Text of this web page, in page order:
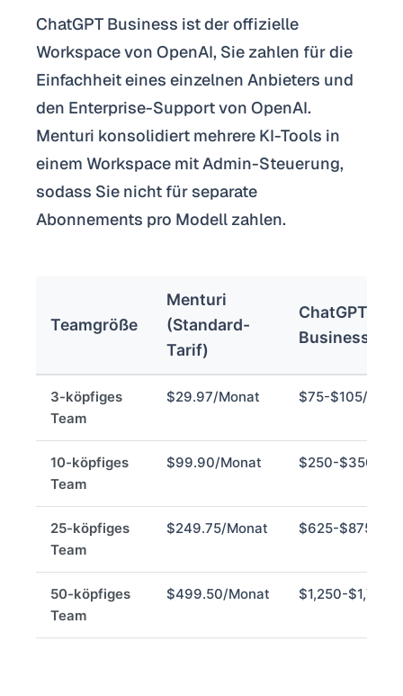
ChatGPT Business ist der offizielle
Workspace von OpenAI, Sie zahlen für die
Einfachheit eines einzelnen Anbieters und
den Enterprise-Support von OpenAI.
Menturi konsolidiert mehrere KI-Tools in
einem Workspace mit Admin-Steuerung,
sodass Sie nicht für separate
Abonnements pro Modell zahlen.
Teamgröße
Menturi
(Standard-
Tarif)
ChatGPT
Business
3-köpfiges
Team
$29.97/Monat $75-$105/
10-köpfiges
Team
$99.90/Monat $250-$350/
25-köpfiges
Team
$249.75/Monat $625-$875/
50-köpfiges
Team
$499.50/Monat $1,250-$1,750/